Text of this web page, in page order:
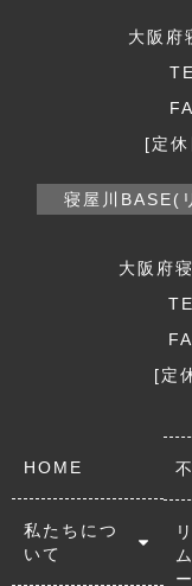
大阪府
[定
寝屋川BASE(
大阪府
[定
HOME
私たちにつ
いて